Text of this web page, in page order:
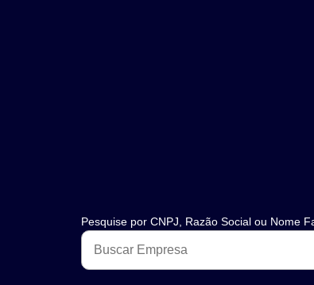
Pesquise por CNPJ, Razão Social ou Nome